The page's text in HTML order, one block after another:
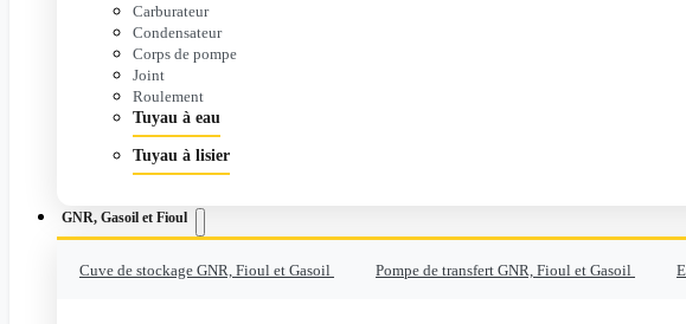
Carburateur
Condensateur
Corps de pompe
Joint
Roulement
Tuyau à eau
Tuyau à lisier
GNR, Gasoil et Fioul
Cuve de stockage GNR, Fioul et Gasoil Pompe de transfert GNR, Fioul et Gasoil